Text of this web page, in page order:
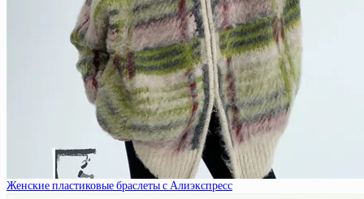
Женские пластиковые браслеты с Алиэкспресс